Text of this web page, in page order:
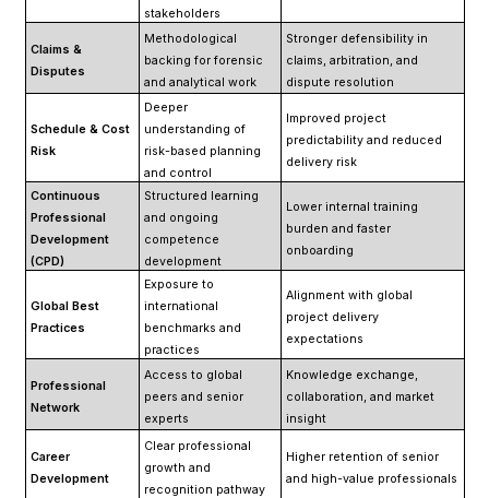
stakeholders
Claims &
Disputes
Methodological
backing for forensic
and analytical work
Stronger defensibility in
claims, arbitration, and
dispute resolution
Schedule & Cost
Risk
Deeper
understanding of
risk-based planning
and control
Improved project
predictability and reduced
delivery risk
Continuous
Professional
Development
(CPD)
Structured learning
and ongoing
competence
development
Lower internal training
burden and faster
onboarding
Global Best
Practices
Exposure to
international
benchmarks and
practices
Alignment with global
project delivery
expectations
Professional
Network
Access to global
peers and senior
experts
Knowledge exchange,
collaboration, and market
insight
Career
Development
Clear professional
growth and
recognition pathway
Higher retention of senior
and high-value professionals